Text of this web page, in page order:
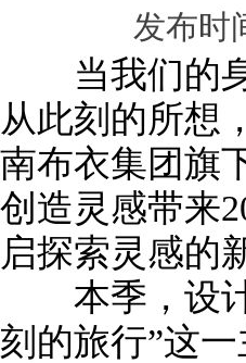
发布时
当我们的身
从此刻的所想
南布衣集团旗
创造灵感带来
启探索灵感的
本季，设计
刻的旅行”这